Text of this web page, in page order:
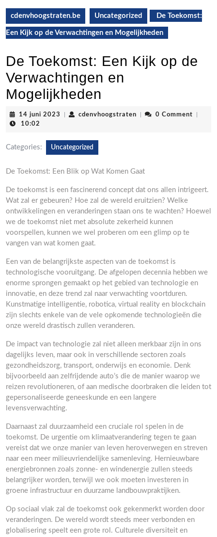
cdenvhoogstraten.be Uncategorized De Toekomst:
Een Kijk op de Verwachtingen en Mogelijkheden
De Toekomst: Een Kijk op de
Verwachtingen en
Mogelijkheden
14 juni 2023 14
cdenvhoogstraten cdenvhoogstraten
0 Comment
10:02
Categories: Uncategorized
De Toekomst: Een Blik op Wat Komen Gaat
De toekomst is een fascinerend concept dat ons allen intrigeert.
Wat zal er gebeuren? Hoe zal de wereld eruitzien? Welke
ontwikkelingen en veranderingen staan ons te wachten? Hoewel
we de toekomst niet met absolute zekerheid kunnen
voorspellen, kunnen we wel proberen om een glimp op te
vangen van wat komen gaat.
Een van de belangrijkste aspecten van de toekomst is
technologische vooruitgang. De afgelopen decennia hebben we
enorme sprongen gemaakt op het gebied van technologie en
innovatie, en deze trend zal naar verwachting voortduren.
Kunstmatige intelligentie, robotica, virtual reality en blockchain
zijn slechts enkele van de vele opkomende technologieën die
onze wereld drastisch zullen veranderen.
De impact van technologie zal niet alleen merkbaar zijn in ons
dagelijks leven, maar ook in verschillende sectoren zoals
gezondheidszorg, transport, onderwijs en economie. Denk
bijvoorbeeld aan zelfrijdende auto’s die de manier waarop we
reizen revolutioneren, of aan medische doorbraken die leiden tot
gepersonaliseerde geneeskunde en een langere
levensverwachting.
Daarnaast zal duurzaamheid een cruciale rol spelen in de
toekomst. De urgentie om klimaatverandering tegen te gaan
vereist dat we onze manier van leven heroverwegen en streven
naar een meer milieuvriendelijke samenleving. Hernieuwbare
energiebronnen zoals zonne- en windenergie zullen steeds
belangrijker worden, terwijl we ook moeten investeren in
groene infrastructuur en duurzame landbouwpraktijken.
Op sociaal vlak zal de toekomst ook gekenmerkt worden door
veranderingen. De wereld wordt steeds meer verbonden en
globalisering speelt een grote rol. Culturele diversiteit en